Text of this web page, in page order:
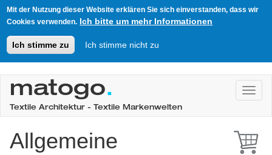
Mit der Nutzung dieser Website erklären Sie sich einverstanden, dass wir
Cookies verwenden. Ich bitte um mehr Informationen
Ich stimme zu Ich stimme nicht zu
matogo.
Textile Architektur - Textile Markenwelten
Allgemeine